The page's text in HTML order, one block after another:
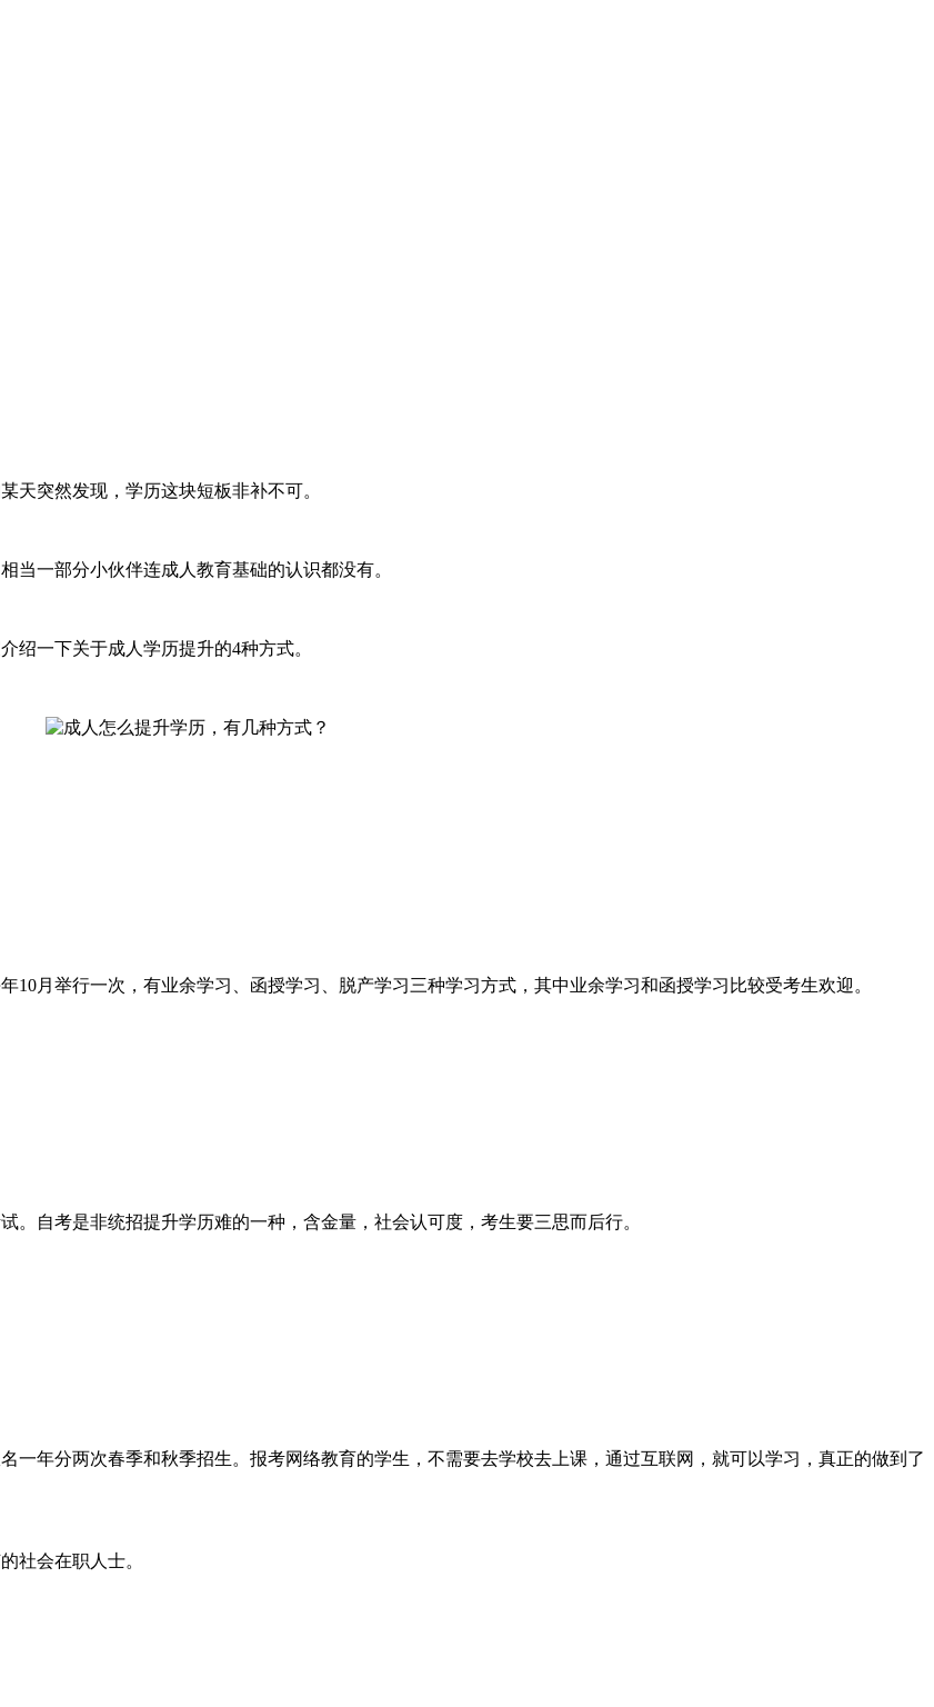
天突然发现，学历这块短板非补不可。
当一部分小伙伴连成人教育基础的认识都没有。
绍一下关于成人学历提升的4种方式。
月举行一次，有业余学习、函授学习、脱产学习三种学习方式，其中业余学习和函授学习比较受考生欢迎。
自考是非统招提升学历难的一种，含金量，社会认可度，考生要三思而后行。
一年分两次春季和秋季招生。报考网络教育的学生，不需要去学校去上课，通过互联网，就可以学习，真正的做到了
社会在职人士。